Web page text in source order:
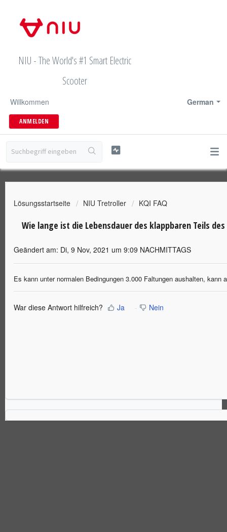
NIU - The World's #1 Smart Electric
Scooter
German
Willkommen
ANMELDEN
Lösungsstartseite NIU Tretroller KQI FAQ
Wie lange ist die Lebensdauer des klappbaren Teils
Geändert am: Di, 9 Nov, 2021 um 9:09 NACHMITTAGS
Es kann unter normalen Bedingungen 3.000 Faltungen aushalten,
War diese Antwort hilfreich? Ja Nein